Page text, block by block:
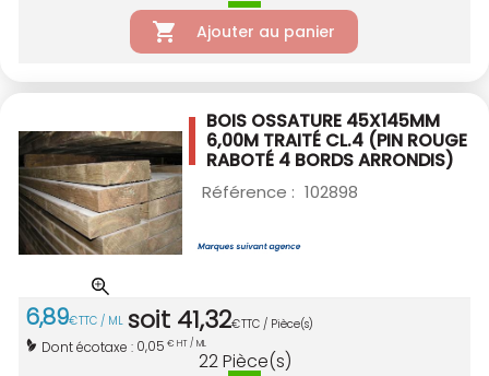
Ajouter au panier
BOIS OSSATURE 45X145MM
6,00M TRAITÉ CL.4 (PIN ROUGE
RABOTÉ 4 BORDS ARRONDIS)
Référence : 102898
6,89€TTC / ML soit 41,32€TTC / Pièce(s)
Dont écotaxe : 0,05 € HT / ML
22Pièce(s)